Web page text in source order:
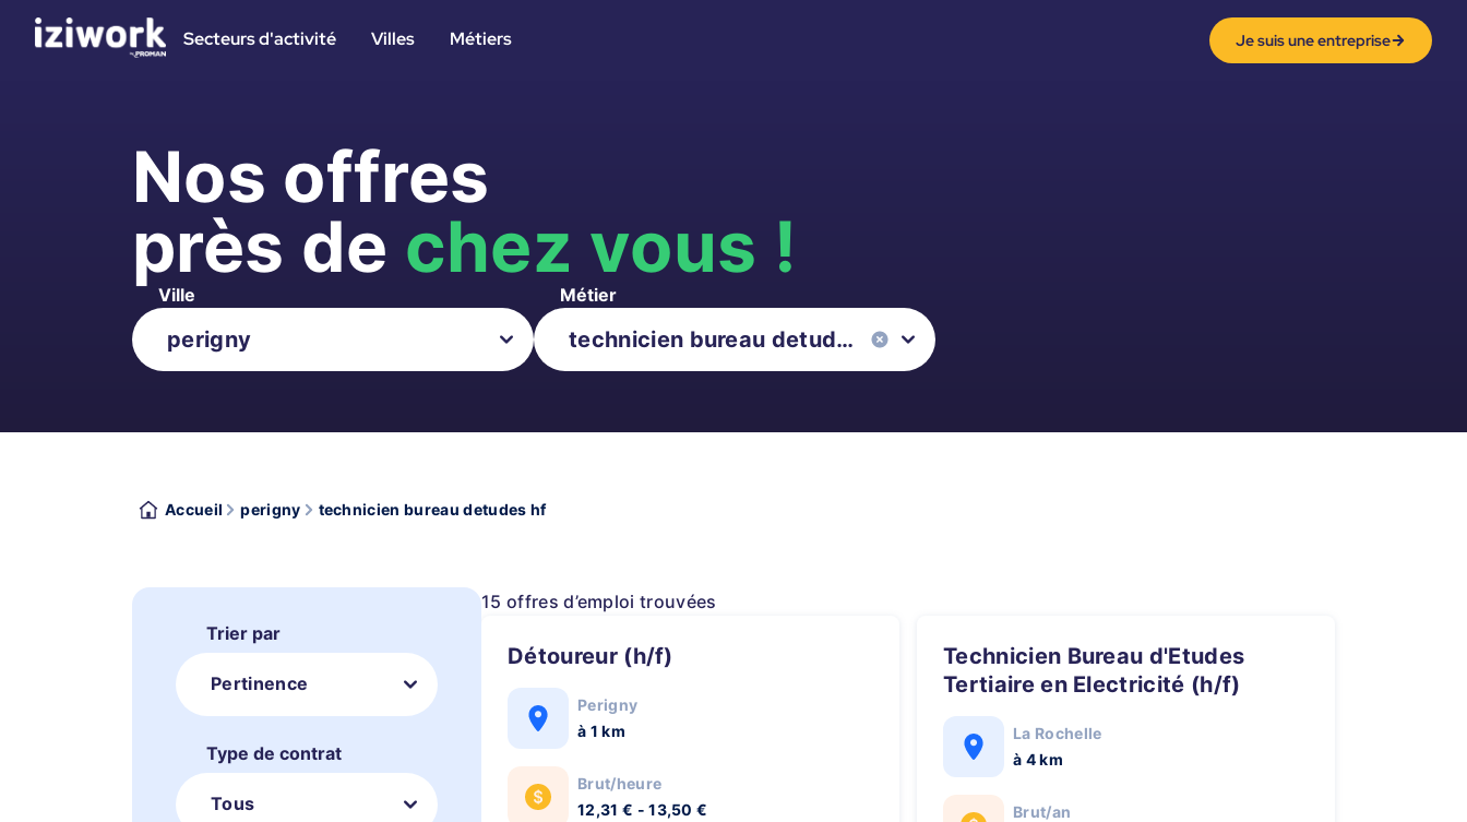
Secteurs d'activité Villes Métiers Je suis une entreprise
Nos offres
près de chez vous !
Ville Métier
Accueil perigny technicien bureau detudes hf
Trier par
Pertinence
Type de contrat
Tous
15 offres d’emploi trouvées
Détoureur (h/f)
Perigny
à 1 km
Brut/heure
12,31 € - 13,50 €
Technicien Bureau d'Etudes
Tertiaire en Electricité (h/f)
La Rochelle
à 4 km
Brut/an